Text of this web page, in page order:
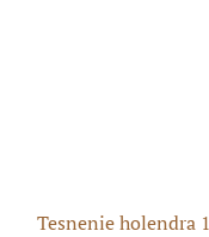
Tesnenie holendra